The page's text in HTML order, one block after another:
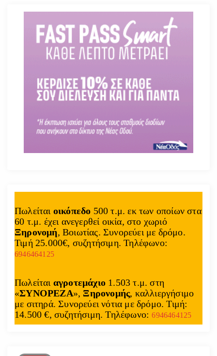
Πωλείται οικόπεδο 500 τ.μ. εκ των οποίων στα
60 τ.μ. έχει ανεγερθεί οικία, στο χωριό
Ξηρονομή, Βοιωτίας. Συνορεύει με δρόμο.
Τιμή 25.000€, συζητήσιμη. Τηλέφωνο:
6946464125
Πωλείται αγροτεμάχιο 1.503 τ.μ. στη
«ΣΥΝΟΡΕΖΑ», Ξηρονομής, καλλιεργήσιμο
με σιτηρά. Συνορεύει νότια με δρόμο. Τιμή:
14.500 €, συζητήσιμη. Τηλέφωνο:6946464125